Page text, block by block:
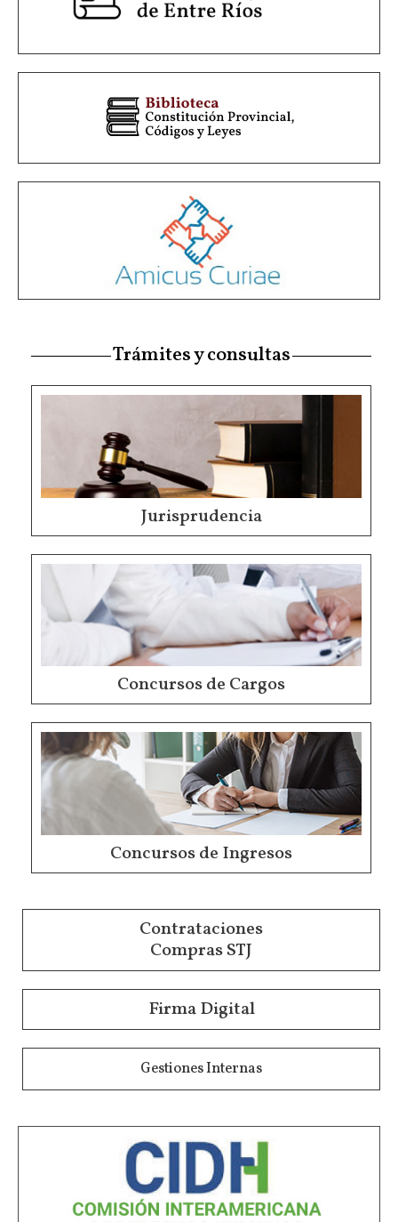
Trámites y consultas
Jurisprudencia
Concursos de Cargos
Concursos de Ingresos
Contrataciones
Compras STJ
Firma Digital
Gestiones Internas